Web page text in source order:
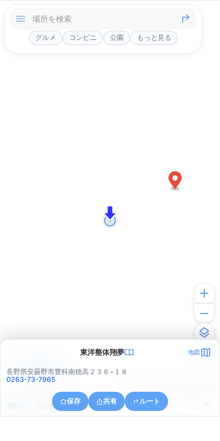
グルメ コンビニ 公園 もっと見る
東洋整体翔夢 地図
長野県安曇野市豊科南穂高２３６−１８
0263-73-7965
保存 共有 ルート
長野県安曇野市豊科
アプリで見る